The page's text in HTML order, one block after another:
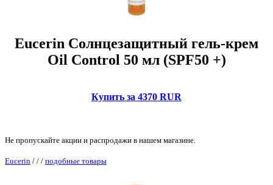
Eucerin Солнцезащитный гель-крем
Oil Control 50 мл (SPF50 +)
Купить за 4370 RUR
Не пропускайте акции и распродажи в нашем магазине.
Eucerin / / / подобные товары